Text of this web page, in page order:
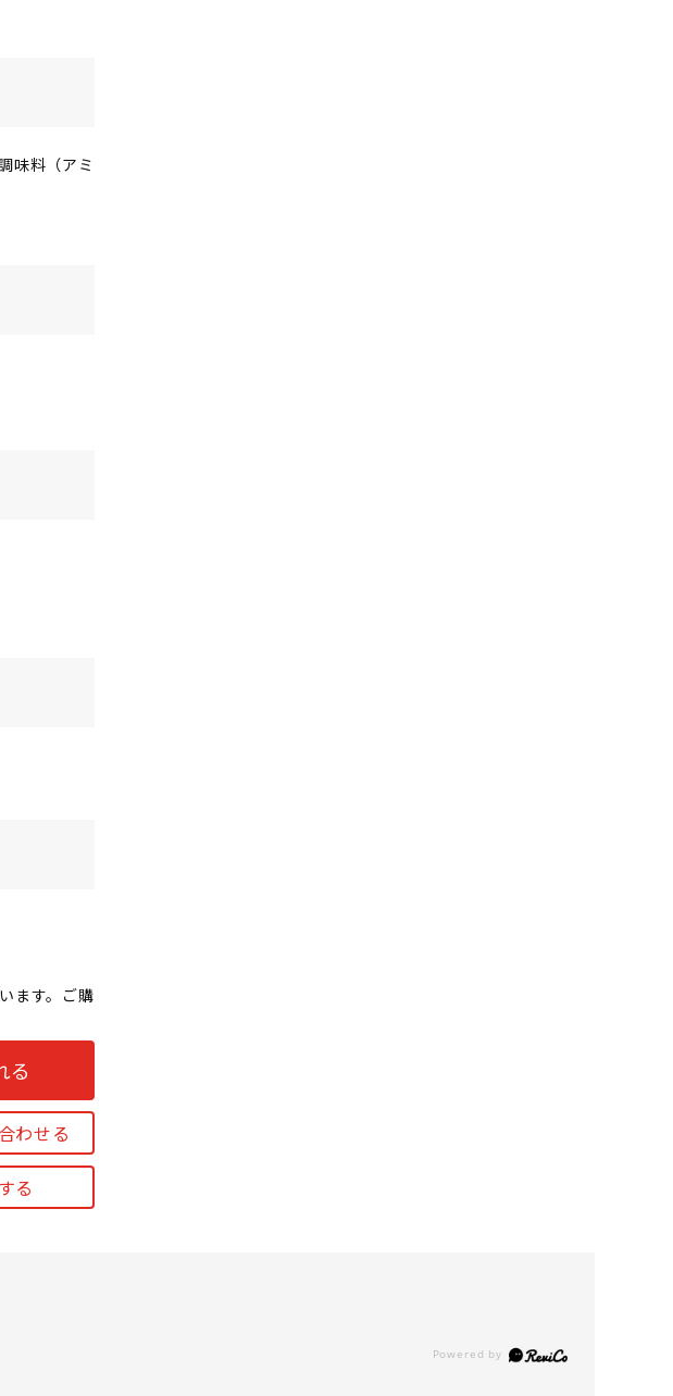
味料（アミ
ます。ご購
る
わせる
る